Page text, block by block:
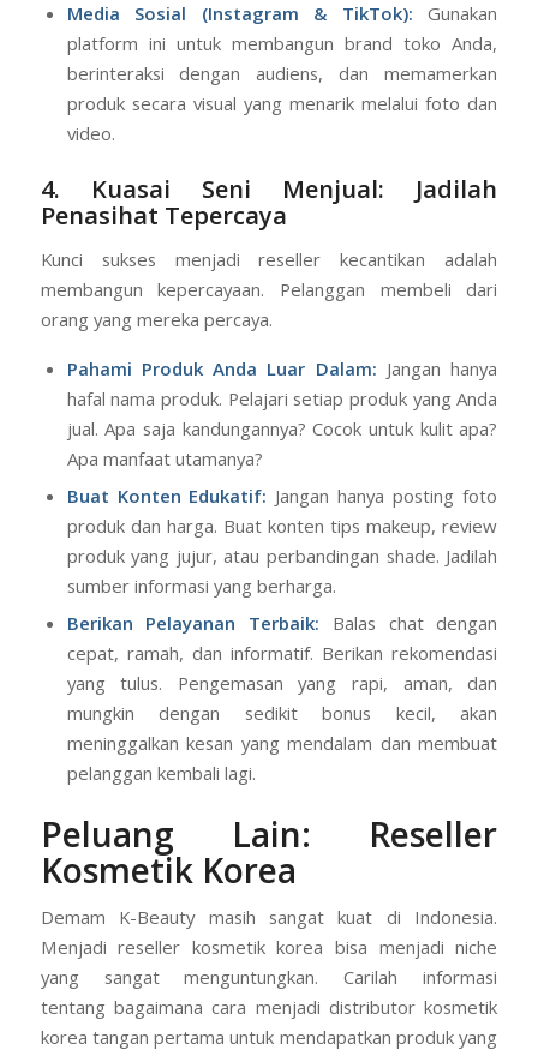
Media Sosial (Instagram & TikTok): Gunakan
platform ini untuk membangun brand toko Anda,
berinteraksi dengan audiens, dan memamerkan
produk secara visual yang menarik melalui foto dan
video.
4. Kuasai Seni Menjual: Jadilah
Penasihat Tepercaya
Kunci sukses menjadi reseller kecantikan adalah
membangun kepercayaan. Pelanggan membeli dari
orang yang mereka percaya.
Pahami Produk Anda Luar Dalam: Jangan hanya
hafal nama produk. Pelajari setiap produk yang Anda
jual. Apa saja kandungannya? Cocok untuk kulit apa?
Apa manfaat utamanya?
Buat Konten Edukatif: Jangan hanya posting foto
produk dan harga. Buat konten tips makeup, review
produk yang jujur, atau perbandingan shade. Jadilah
sumber informasi yang berharga.
Berikan Pelayanan Terbaik: Balas chat dengan
cepat, ramah, dan informatif. Berikan rekomendasi
yang tulus. Pengemasan yang rapi, aman, dan
mungkin dengan sedikit bonus kecil, akan
meninggalkan kesan yang mendalam dan membuat
pelanggan kembali lagi.
Peluang Lain: Reseller
Kosmetik Korea
Demam K-Beauty masih sangat kuat di Indonesia.
Menjadi reseller kosmetik korea bisa menjadi niche
yang sangat menguntungkan. Carilah informasi
tentang bagaimana cara menjadi distributor kosmetik
korea tangan pertama untuk mendapatkan produk yang